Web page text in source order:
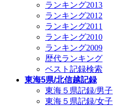
ランキング2013
ランキング2012
ランキング2011
ランキング2010
ランキング2009
歴代ランキング
ベスト記録検索
東海5県/北信越記録
東海５県記録/男子
東海５県記録/女子